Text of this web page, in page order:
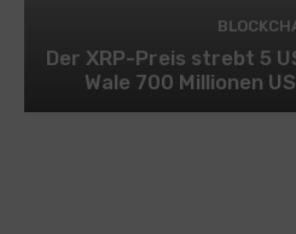
Der XRP-Preis strebt 5
Wale 700 Millionen